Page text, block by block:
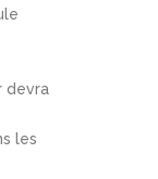
devra
les